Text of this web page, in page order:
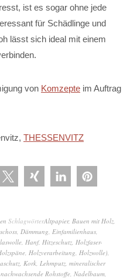
ist es sogar ohne jede
für Schädlinge und
lässt sich ideal mit einem
von Komzepte im Auftrag
THESSENVITZ
SchlagwörterAltpapier, Bauen mit Holz,
, Dämmung, Einfamilienhaus,
, Hanf, Hitzeschutz, Holzfaser-
, Holzverarbeitung, Holzwolle),
, Kork, Lehmputz, mineralischer
nachwachsende Rohstoffe, Nadelbaum,